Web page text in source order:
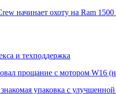
начинает охоту на Ram
и техподдержка
прощание с мотором W16
упаковка с